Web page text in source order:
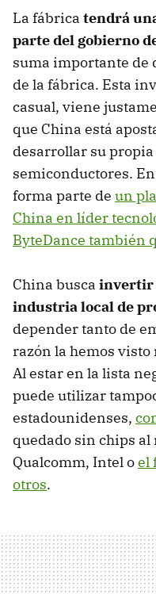
La fábrica tendrá
parte del gobierno
suma importante de
de la fábrica. Esta
casual, viene
que China está
desarrollar su
semiconductores.
forma parte de un
China en líder
ByteDance también
China busca invertir
industria local de
depender tanto de
razón la hemos
Al estar en la lista
puede utilizar
estadounidenses,
quedado sin chips
Qualcomm, Intel oel
otros.